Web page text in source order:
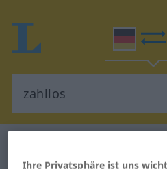
Ihre Privatsphäre ist uns